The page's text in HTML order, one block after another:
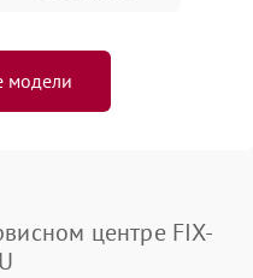
модели
центре FIX-